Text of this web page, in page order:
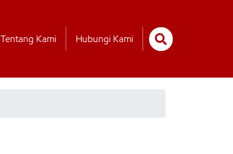
Tentang Kami Hubungi Kami